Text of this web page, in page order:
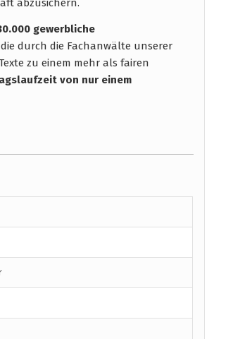
abzusichern.
gewerbliche
durch die Fachanwälte unserer
zu einem mehr als fairen
von nur einem